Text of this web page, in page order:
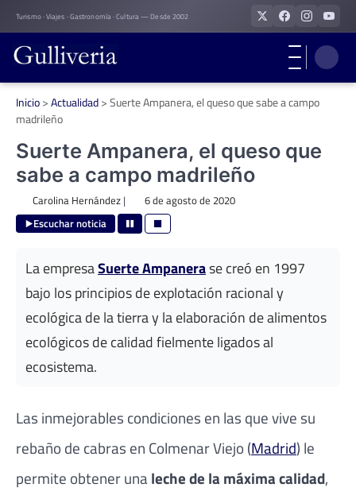
Skip
to
content
Turismo · Viajes · Gastronomía · Cultura — Desde 2002
Inicio>Actualidad>Suerte Ampanera, el queso que sabe a campo
madrileño
Suerte Ampanera, el queso que
sabe a campo madrileño
Carolina Hernández| 6 de agosto de 2020
Escuchar noticia
La empresaSuerte Ampanerase creó en 1997
bajo los principios de explotación racional y
ecológica de la tierra y la elaboración de alimentos
ecológicos de calidad fielmente ligados al
ecosistema.
Las inmejorables condiciones en las que vive su
rebaño de cabras en Colmenar Viejo (Madrid) le
permite obtener unaleche de la máxima calidad,